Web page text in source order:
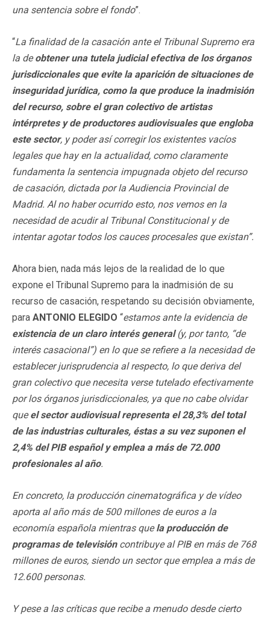
una sentencia sobre el fondo”.
“La finalidad de la casación ante el Tribunal Supremo era
la deobtener una tutela judicial efectiva de los órganos
jurisdiccionales que evite la aparición de situaciones de
inseguridad jurídica, como la que produce la inadmisión
del recurso, sobre el gran colectivo de artistas
intérpretes y de productores audiovisuales que engloba
este sector, y poder así corregir los existentes vacíos
legales que hay en la actualidad, como claramente
fundamenta la sentencia impugnada objeto del recurso
de casación, dictada por la Audiencia Provincial de
Madrid. Al no haber ocurrido esto, nos vemos en la
necesidad de acudir al Tribunal Constitucional y de
intentar agotar todos los cauces procesales que existan”.
Ahora bien, nada más lejos de la realidad de lo que
expone el Tribunal Supremo para la inadmisión de su
recurso de casación, respetando su decisión obviamente,
para ANTONIO ELEGIDO “estamos ante la evidencia de
existencia de un claro interés general(y, por tanto, “de
interés casacional”) en lo que se refiere a la necesidad de
establecer jurisprudencia al respecto, lo que deriva del
gran colectivo que necesita verse tutelado efectivamente
por los órganos jurisdiccionales, ya que no cabe olvidar
queel sector audiovisual representa el 28,3% del total
de las industrias culturales, éstas a su vez suponen el
2,4% del PIB español y emplea a más de 72.000
profesionales al año.
En concreto, la producción cinematográfica y de vídeo
aporta al año más de 500 millones de euros a la
economía española mientras quela producción de
programas de televisión contribuye al PIB en más de 768
millones de euros, siendo un sector que emplea a más de
12.600 personas.
Y pese a las críticas que recibe a menudo desde cierto